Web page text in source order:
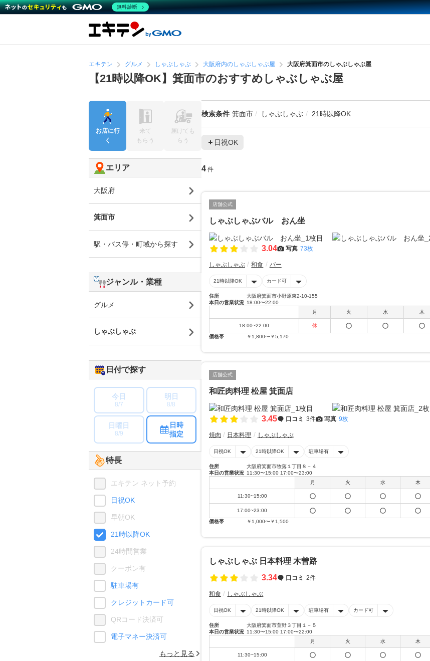
エキテン グルメ しゃぶしゃぶ 大阪府内のしゃぶしゃぶ屋 大阪府箕面市のしゃぶしゃぶ屋
【21時以降OK】箕面市のおすすめしゃぶしゃぶ屋
検索条件 箕面市 しゃぶしゃぶ 21時以降OK
日祝OK
4 件
店舗公式
しゃぶしゃぶバル おん坐
3.04 写真 73枚
しゃぶしゃぶ 和食 バー
21時以降OK カード可
住所
大阪府箕面市小野原東2-10-155
本日の営業状況 18:00〜22:00
月
火 水 木
18:00~22:00 休
価格帯
￥1,800〜￥5,170
店舗公式
和匠肉料理 松屋 箕面店
3.45 口コミ 3件 写真 9枚
焼肉 日本料理 しゃぶしゃぶ
日祝OK 21時以降OK 駐車場有
住所
大阪府箕面市牧落１丁目８－４
本日の営業状況 11:30〜15:00 17:00〜23:00
月
火 水 木
11:30~15:00
17:00~23:00
価格帯
￥1,000〜￥1,500
しゃぶしゃぶ 日本料理 木曽路
3.34
口コミ 2件
和食 しゃぶしゃぶ
日祝OK 21時以降OK 駐車場有 カード可
住所
大阪府箕面市萱野３丁目１－５
本日の営業状況 11:30〜15:00 17:00〜22:00
月
火 水 木
11:30~15:00
お店に行
く
来て
もらう
届けても
らう
エリア
大阪府
箕面市
駅・バス停・町域から探す
ジャンル・業種
グルメ
しゃぶしゃぶ
日付で探す
今日
8/7
明日
8/8
日曜日
8/9
日時
指定
特長
エキテン ネット予約
日祝OK
早朝OK
21時以降OK
24時間営業
クーポン有
駐車場有
クレジットカード可
QRコード決済可
電子マネー決済可
もっと見る
無料診断